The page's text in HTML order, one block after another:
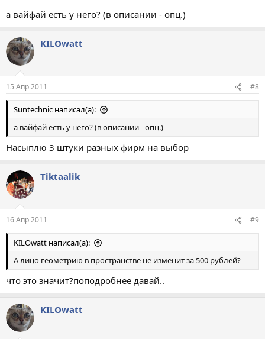
а вайфай есть у него? (в описании - опц.)
KILOwatt
15 Апр 2011 #8
Suntechnic написал(а):
а вайфай есть у него? (в описании - опц.)
Насыплю 3 штуки разных фирм на выбор
Tiktaalik
16 Апр 2011 #9
KILOwatt написал(а):
А лицо геометрию в пространстве не изменит за 500 рублей?
что это значит?поподробнее давай..
KILOwatt